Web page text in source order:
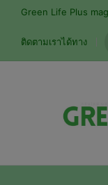
Green Life Plus
ติดตามเราได้ทาง